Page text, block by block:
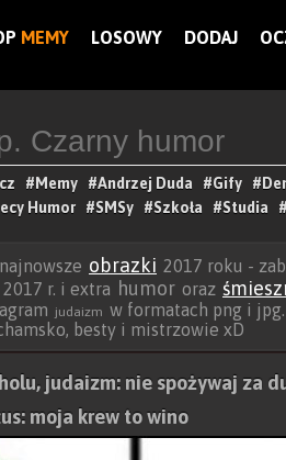
MEMY LOSOWY DODAJ
#Memy #Andrzej Duda #Gify
Humor #SMSy #Szkoła #Studia
obrazki 2017 roku -
2017 r. i extra humor oraz
judaizm w formatach png i
besty i mistrzowie xD
judaizm: nie spożywaj za
moja krew to wino